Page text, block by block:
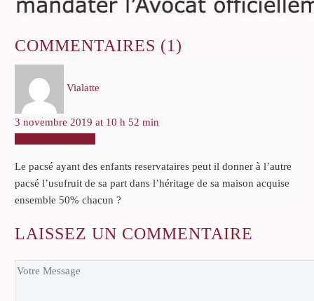
COMMENTAIRES (1)
Vialatte
3 novembre 2019 at 10 h 52 min
Le pacsé ayant des enfants reservataires peut il donner à l’autre
pacsé l’usufruit de sa part dans l’héritage de sa maison acquise
ensemble 50% chacun ?
LAISSEZ UN COMMENTAIRE